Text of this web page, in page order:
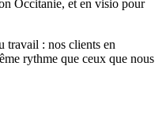
Occitanie, et en visio pour
travail : nos clients en
rythme que ceux que nous